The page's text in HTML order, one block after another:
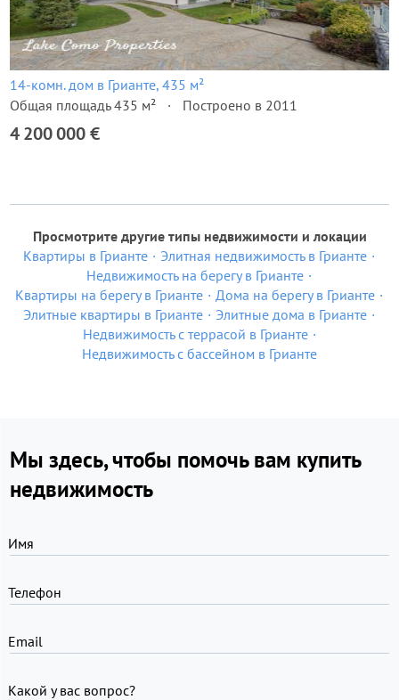
14-комн. дом в Грианте, 435 м²
Общая площадь 435 м²
Построено в 2011
4 200 000 €
Просмотрите другие типы недвижимости и локации
Квартиры в Грианте
Элитная недвижимость в Грианте
Недвижимость на берегу в Грианте
Квартиры на берегу в Грианте
Дома на берегу в Грианте
Элитные квартиры в Грианте
Элитные дома в Грианте
Недвижимость с террасой в Грианте
Недвижимость с бассейном в Грианте
Мы здесь, чтобы помочь вам купить
недвижимость
Имя
Телефон
Email
Какой у вас вопрос?